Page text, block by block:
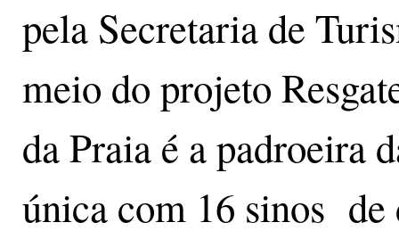
pela Secretaria de
meio do projeto
da Praia é a padroeira
única com 16 sinos de